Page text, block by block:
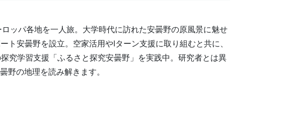
ッパ各地を一人旅。大学時代に訪れた安曇野の原風景に魅せ
安曇野を設立。空家活用やIターン支援に取り組むと共に、
究学習支援「ふるさと探究安曇野」を実践中。研究者とは異
野の地理を読み解きます。